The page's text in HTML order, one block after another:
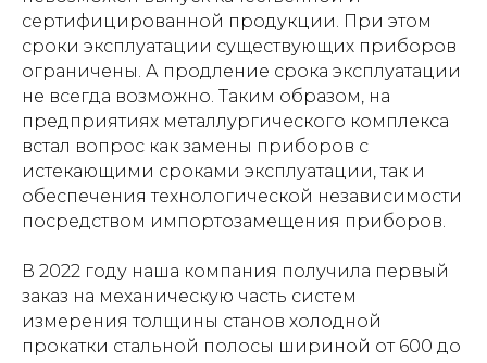
сертифицированной продукции. При этом
сроки эксплуатации существующих приборов
ограничены. А продление срока эксплуатации
не всегда возможно. Таким образом, на
предприятиях металлургического комплекса
встал вопрос как замены приборов с
истекающими сроками эксплуатации, так и
обеспечения технологической независимости
посредством импортозамещения приборов.
В 2022 году наша компания получила первый
заказ на механическую часть систем
измерения толщины станов холодной
прокатки стальной полосы шириной от 600 до